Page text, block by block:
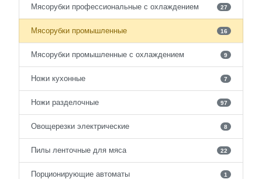
Мясорубки профессиональные с охлаждением 27
Мясорубки промышленные 16
Мясорубки промышленные с охлаждением 9
Ножи кухонные 7
Ножи разделочные 97
Овощерезки электрические 8
Пилы ленточные для мяса 22
Порционирующие автоматы 1